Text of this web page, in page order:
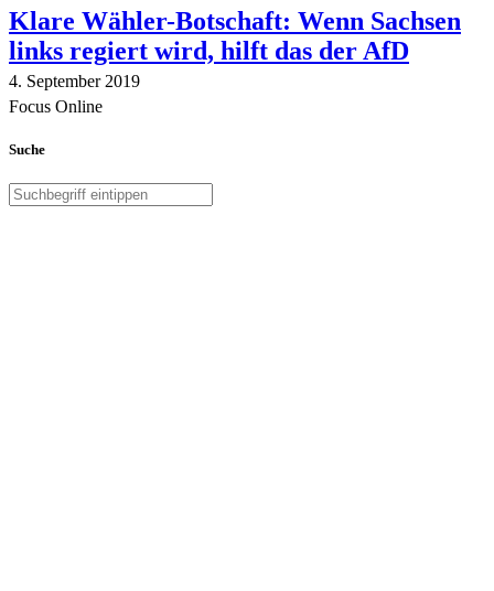
Klare Wähler-Botschaft: Wenn Sachsen
links regiert wird, hilft das der AfD
4. September 2019
Focus Online
Suche